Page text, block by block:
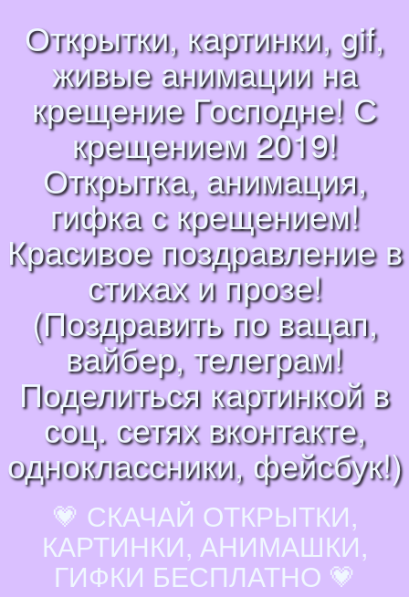
Открытки, картинки, gif,
живые анимации на
крещение Господне! С
крещением 2019!
Открытка, анимация,
гифка с крещением!
Красивое поздравление в
стихах и прозе!
(Поздравить по вацап,
вайбер, телеграм!
Поделиться картинкой в
соц. сетях вконтакте,
одноклассники, фейсбук!)
💗 СКАЧАЙ ОТКРЫТКИ,
КАРТИНКИ, АНИМАШКИ,
ГИФКИ БЕСПЛАТНО 💗